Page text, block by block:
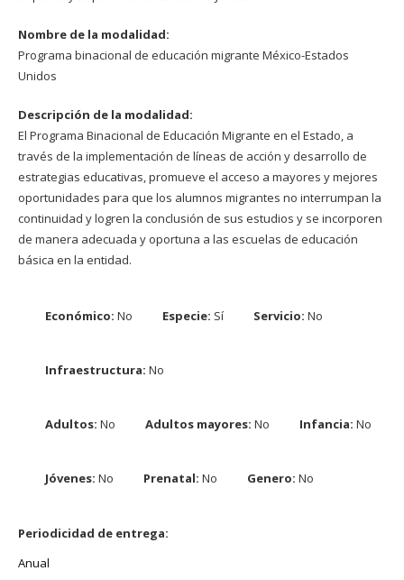
Nombre de la modalidad:
Programa binacional de educación migrante México-Estados
Unidos
Descripción de la modalidad:
El Programa Binacional de Educación Migrante en el Estado, a
través de la implementación de líneas de acción y desarrollo de
estrategias educativas, promueve el acceso a mayores y mejores
oportunidades para que los alumnos migrantes no interrumpan la
continuidad y logren la conclusión de sus estudios y se incorporen
de manera adecuada y oportuna a las escuelas de educación
básica en la entidad.
Económico: No Especie: Sí Servicio: No
Infraestructura: No
Adultos: No Adultos mayores: No Infancia: No
Jóvenes: No Prenatal: No Genero: No
Periodicidad de entrega:
Anual